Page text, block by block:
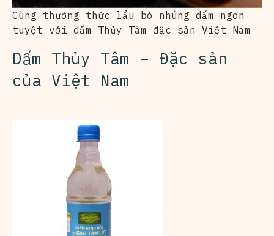
Cùng thưởng thức lẩu bò nhúng dấm ngon
tuyệt với dấm Thủy Tâm đặc sản Việt Nam
Dấm Thủy Tâm – Đặc sản
của Việt Nam